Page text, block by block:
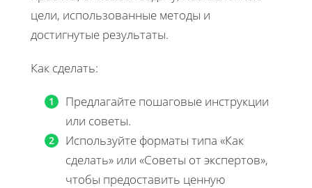
цели, использованные методы и
достигнутые результаты.
Как сделать:
Предлагайте пошаговые инструкции
или советы.
Используйте форматы типа «Как
сделать» или «Советы от экспертов»,
чтобы предоставить ценную